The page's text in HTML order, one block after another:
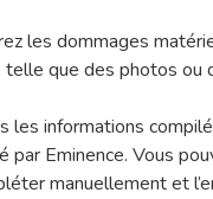
les dommages
telle que des photos ou
les informations
par Eminence. Vous
manuellement et